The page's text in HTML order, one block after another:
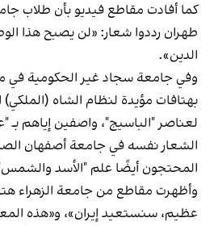
كما أفادت مقاطع فيديو بأن طلاب
طهران رددوا شعار: «لن يصبح هذا
الدين».
وفي جامعة سجاد غير الحكومية في
بهتافات مؤيدة لنظام الشاه (الملكي)
لعناصر "الباسيج"، واصفين إياهم بـ
الشعار نفسه في جامعة أصفهان
المحتجون أيضًا علم "الأسد
وأظهرت مقاطع من جامعة الزهراء
عظيم، سنستعيد إيران»، و«هذه